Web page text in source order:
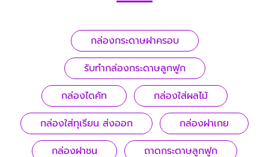
กล่องกระดาษฝาครอบ
รับทํากล่องกระดาษลูกฟูก
กล่องไดคัท
กล่องใส่ผลไม้
กล่องใส่ทุเรียน ส่งออก
กล่องฝาเกย
กล่องฝาชน
ถาดกระดาษลูกฟูก